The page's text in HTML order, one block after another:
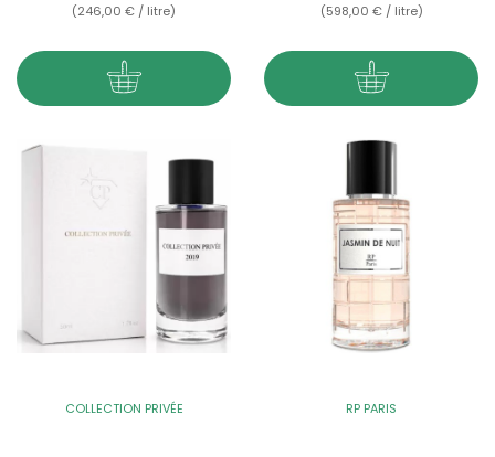
(246,00 € / litre) (598,00 € / litre)
COLLECTION PRIVÉE RP PARIS